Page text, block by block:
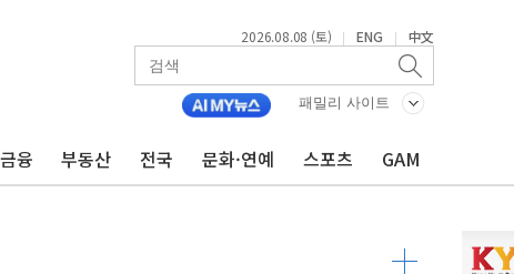
2026.08.08 (토) | ENG | 中文
패밀리 사이트
융 부동산 전국 문화·연예 스포츠 GAM
결
동
구조